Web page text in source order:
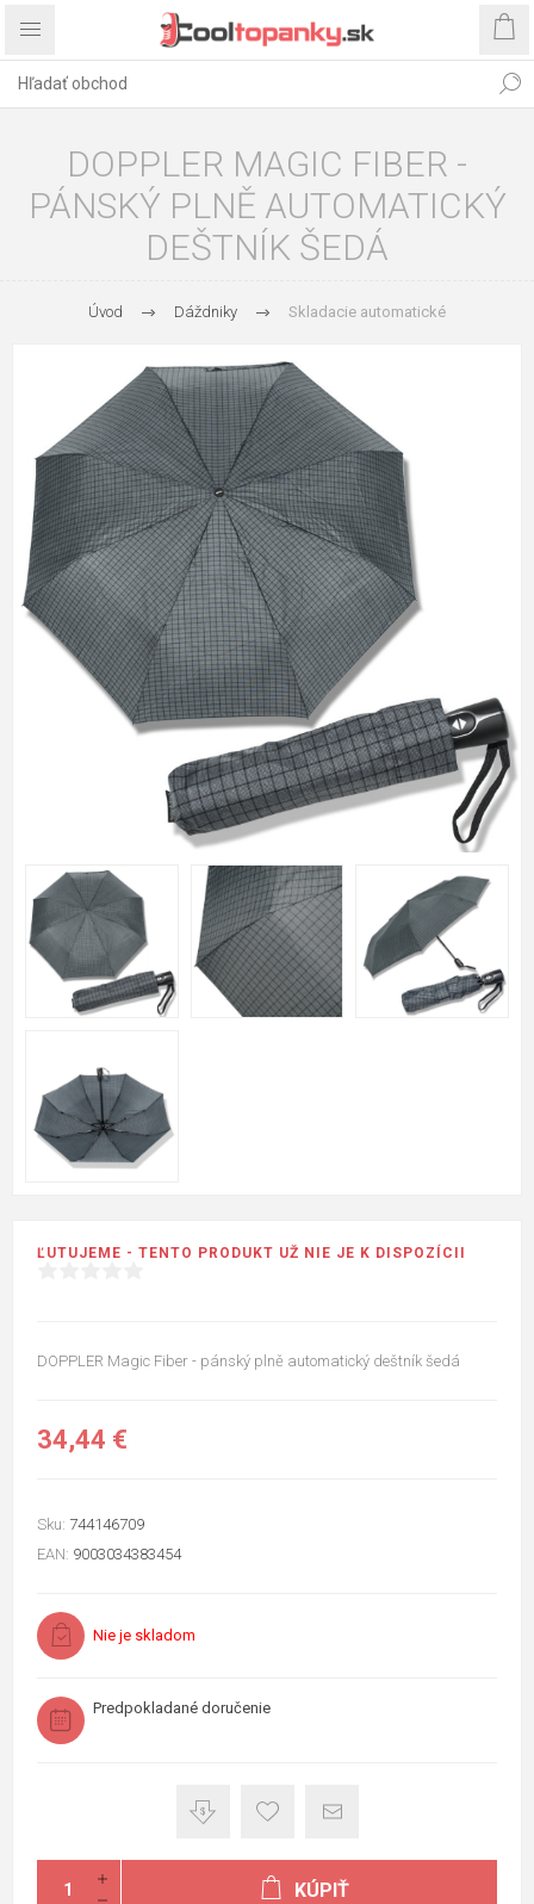
DOPPLER MAGIC FIBER -
PÁNSKÝ PLNĚ AUTOMATICKÝ
DEŠTNÍK ŠEDÁ
Úvod Dáždniky Skladacie automatické
ĽUTUJEME - TENTO PRODUKT UŽ NIE JE K DISPOZÍCII
DOPPLER Magic Fiber - pánský plně automatický deštník šedá
34,44 €
Sku: 744146709
EAN: 9003034383454
Nie je skladom
Predpokladané doručenie
KÚPIŤ